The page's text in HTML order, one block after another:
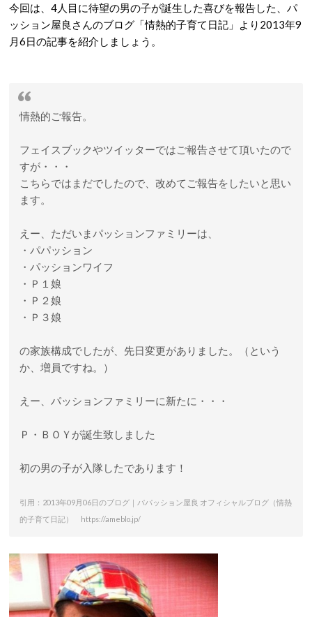
今回は、4人目に待望の男の子が誕生した喜びを報告した、パ
ッション屋良さんのブログ「情熱的子育て日記」より2013年9
月6日の記事を紹介しましょう。
情熱的ご報告。
フェイスブックやツイッターではご報告させて頂いたので
すが・・・
こちらではまだでしたので、改めてご報告をしたいと思い
ます。
えー、ただいまパッションファミリーは、
・パパッション
・パッションワイフ
・Ｐ１娘
・Ｐ２娘
・Ｐ３娘
の家族構成でしたが、先日変更がありました。（という
か、増員ですね。）
えー、パッションファミリーに新たに・・・
Ｐ・ＢＯＹが誕生致しました
初の男の子が入隊したであります！
引用：2013年09月06日のブログ｜パパッション屋良 オフィシャルブログ（情熱
的子育て日記） https://ameblo.jp/